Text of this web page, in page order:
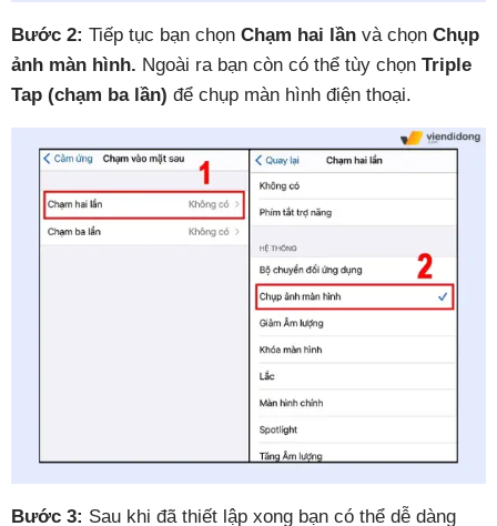
Bước 2: Tiếp tục bạn chọn Chạm hai lần và chọn Chụp
ảnh màn hình. Ngoài ra bạn còn có thể tùy chọn Triple
Tap (chạm ba lần) để chụp màn hình điện thoại.
Bước 3: Sau khi đã thiết lập xong bạn có thể dễ dàng